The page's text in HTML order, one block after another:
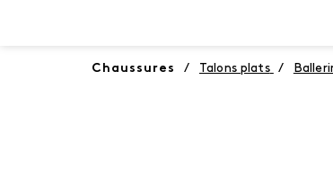
Chaussures / Talons plats /